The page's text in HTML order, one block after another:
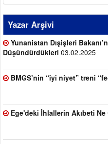
Yazar Arşivi
Yunanistan Dışişleri
Düşündürdükleri 03.02.2025
BMGS’nin “iyi niyet” treni
Ege'deki İhlallerin Akıbeti Ne